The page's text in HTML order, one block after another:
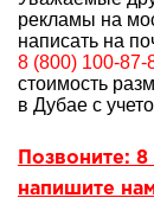
рекламы на
написать на
8 (800) 100-87-
стоимость
в Дубае с
Позвоните:
напишите